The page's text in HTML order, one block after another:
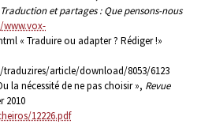
Traduction et partages : Que pensons-nous
« Traduire ou adapter ? Rédiger !»
article/download/8053/6123
la nécessité de ne pas choisir », Revue
2010
12226.pdf